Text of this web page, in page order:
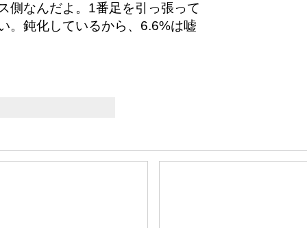
側なんだよ。1番足を引っ張って
。鈍化しているから、6.6%は嘘